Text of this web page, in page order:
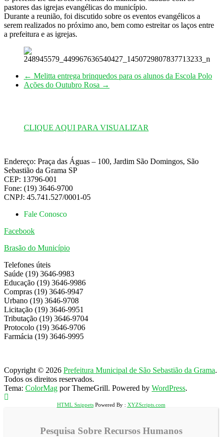
pastores das igrejas evangélicas do município.
Durante a reunião, foi discutido sobre os eventos evangélicos a
serem realizados no próximo ano, bem como estreitar os laços entre
a prefeitura e as igrejas.
← Melitta entrega brinquedos para os alunos da Escola Polo
Ações do Outubro Rosa →
CLIQUE AQUI PARA VISUALIZAR
Endereço: Praça das Águas – 100, Jardim São Domingos, São
Sebastião da Grama SP
CEP: 13796-001
Fone: (19) 3646-9700
CNPJ: 45.741.527/0001-05
Fale Conosco
Facebook
Brasão do Município
Telefones úteis
Saúde (19) 3646-9983
Educação (19) 3646-9986
Compras (19) 3646-9947
Urbano (19) 3646-9708
Licitação (19) 3646-9951
Tributação (19) 3646-9704
Protocolo (19) 3646-9706
Farmácia (19) 3646-9995
Copyright © 2026 Prefeitura Municipal de São Sebastião da Grama.
Todos os direitos reservados.
Tema: ColorMag por ThemeGrill. Powered by WordPress.
HTML SnippetsPowered By : XYZScripts.com
Pesquisa Sobre Recursos Humanos